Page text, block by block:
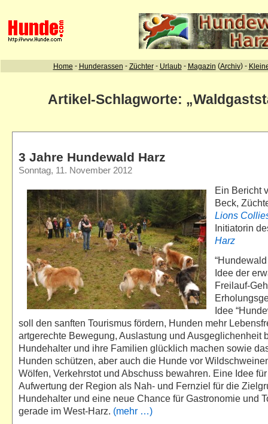
Artikel-Schlagworte:
3 Jahre Hundewald Harz
Sonntag, 11. November 2012
Ein Bericht
Beck,
Lions
Initiatorin
Harz
Idee der
Freilauf-
Idee
soll den sanften Tourismus fördern, Hunden mehr
artgerechte Bewegung, Auslastung und Ausgeglichenheit
Hundehalter und ihre Familien glücklich machen sowie
Hunden schützen, aber auch die Hunde vor
Wölfen, Verkehrstot und Abschuss bewahren. Eine Idee
Aufwertung der Region als Nah- und Fernziel für die
Hundehalter und eine neue Chance für Gastronomie und
gerade im West-Harz. (mehr …)